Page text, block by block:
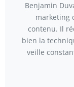
Benjamin
marketing
contenu. Il
bien la
veille